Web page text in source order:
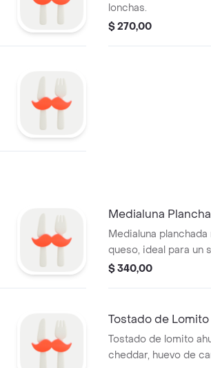
lonchas.
$ 270,00
Medialuna
Medialuna
queso, ideal para un
$ 340,00
Tostado de Lomito
Tostado de lomito
cheddar, huevo de